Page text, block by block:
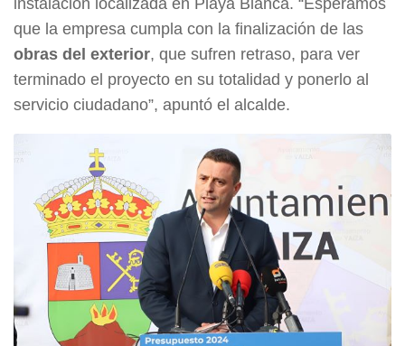
instalación localizada en Playa Blanca. “Esperamos
que la empresa cumpla con la finalización de las
obras del exterior, que sufren retraso, para ver
terminado el proyecto en su totalidad y ponerlo al
servicio ciudadano”, apuntó el alcalde.